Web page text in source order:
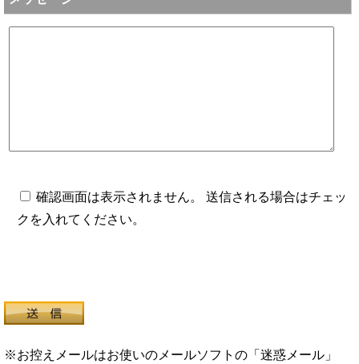
確認画面は表示されません。 送信される場合はチェッ
クを入れてください。
※お控えメールはお使いのメールソフトの「迷惑メール」